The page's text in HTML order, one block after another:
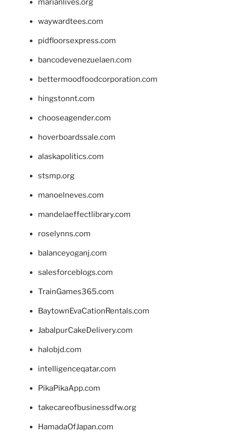
marianlives.org
waywardtees.com
pidfloorsexpress.com
bancodevenezuelaen.com
bettermoodfoodcorporation.com
hingstonnt.com
chooseagender.com
hoverboardssale.com
alaskapolitics.com
stsmp.org
manoelneves.com
mandelaeffectlibrary.com
roselynns.com
balanceyoganj.com
salesforceblogs.com
TrainGames365.com
BaytownEvaCationRentals.com
JabalpurCakeDelivery.com
halobjd.com
intelligenceqatar.com
PikaPikaApp.com
takecareofbusinessdfw.org
HamadaOfJapan.com